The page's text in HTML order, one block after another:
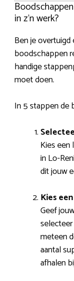
in z’n werk?
Ben je
boodschappen
handige
moet doen.
In 5 stappen de
Kies
in Lo-
dit jouw
Kies
Geef
meteen
aantal
afhalen